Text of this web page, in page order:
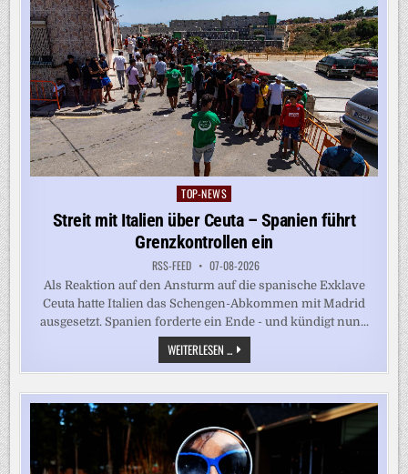
Posted
in
TOP-NEWS
Streit mit Italien über Ceuta – Spanien führt
Grenzkontrollen ein
RSS-FEED 07-08-2026
Als Reaktion auf den Ansturm auf die spanische Exklave
Ceuta hatte Italien das Schengen-Abkommen mit Madrid
ausgesetzt. Spanien forderte ein Ende - und kündigt nun...
WEITERLESEN ... STREIT
MIT
ITALIEN
CEUTA
–
SPANIEN
FÜHRT
GRENZKONTROLLEN
EIN